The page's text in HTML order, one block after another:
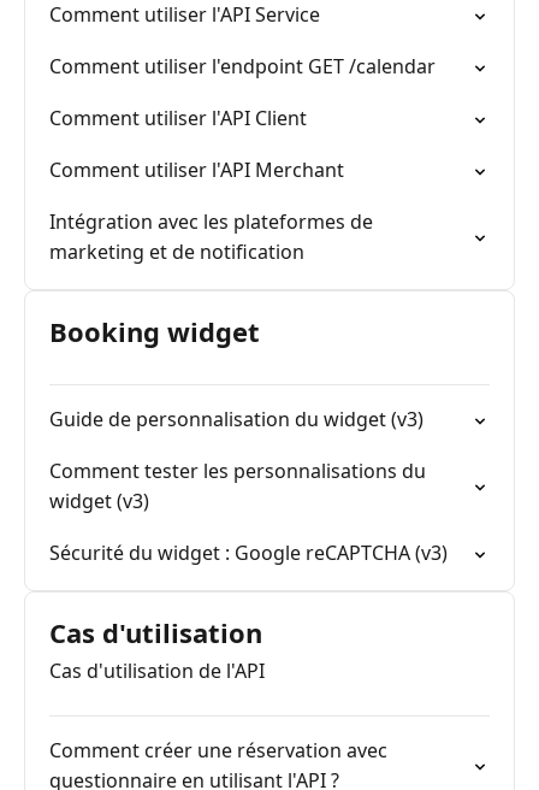
Comment utiliser l'API Service
Comment utiliser l'endpoint GET /calendar
Comment utiliser l'API Client
Comment utiliser l'API Merchant
Intégration avec les plateformes de
marketing et de notification
Booking widget
Guide de personnalisation du widget (v3)
Comment tester les personnalisations du
widget (v3)
Sécurité du widget : Google reCAPTCHA (v3)
Cas d'utilisation
Cas d'utilisation de l'API
Comment créer une réservation avec
questionnaire en utilisant l'API ?